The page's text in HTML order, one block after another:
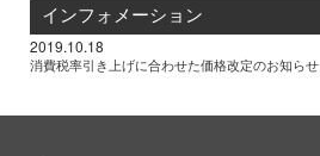
インフォメーション
2019.10.18
消費税率引き上げに合わせた価格改定のお知らせ